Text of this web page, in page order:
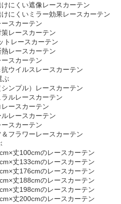
にくい遮像レースカーテン
けにくいミラー効果レースカーテン
スカーテン
レースカーテン
トレースカーテン
レースカーテン
スカーテン
ウイルスレースカーテン
ぶ
ンプル）レースカーテン
ルレースカーテン
レースカーテン
ルレースカーテン
スカーテン
＆フラワーレースカーテン
丈100cmのレースカーテン
丈133cmのレースカーテン
丈176cmのレースカーテン
丈188cmのレースカーテン
丈198cmのレースカーテン
丈200cmのレースカーテン